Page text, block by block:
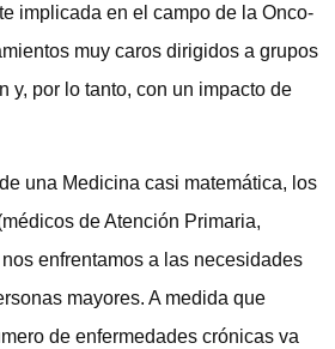
implicada en el campo de la Onco-
muy caros dirigidos a grupos
y, por lo tanto, con un impacto de
una Medicina casi matemática, los
de Atención Primaria,
enfrentamos a las necesidades
mayores. A medida que
de enfermedades crónicas va